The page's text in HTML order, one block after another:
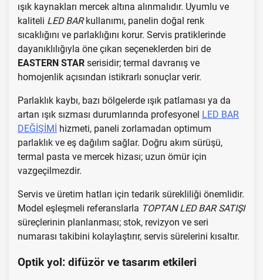
ışık kaynakları mercek altına alınmalıdır. Uyumlu ve
kaliteli LED BARkullanımı, panelin doğal renk
sıcaklığını ve parlaklığını korur. Servis pratiklerinde
dayanıklılığıyla öne çıkan seçeneklerden biri de
EASTERN STAR serisidir; termal davranış ve
homojenlik açısından istikrarlı sonuçlar verir.
Parlaklık kaybı, bazı bölgelerde ışık patlaması ya da
artan ışık sızması durumlarında profesyonel LED BAR
DEĞİŞİMİ hizmeti, paneli zorlamadan optimum
parlaklık ve eş dağılım sağlar. Doğru akım sürüşü,
termal pasta ve mercek hizası; uzun ömür için
vazgeçilmezdir.
Servis ve üretim hatları için tedarik sürekliliği önemlidir.
Model eşleşmeli referanslarla TOPTAN LED BAR SATIŞI
süreçlerinin planlanması; stok, revizyon ve seri
numarası takibini kolaylaştırır, servis sürelerini kısaltır.
Optik yol: difüzör ve tasarım etkileri